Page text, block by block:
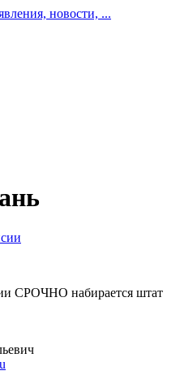
новости, ...
СРОЧНО набирается штат